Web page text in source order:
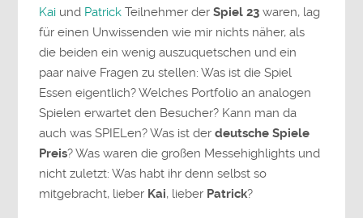
Kai und Patrick Teilnehmer derSpiel 23 waren, lag
für einen Unwissenden wie mir nichts näher, als
die beiden ein wenig auszuquetschen und ein
paar naive Fragen zu stellen: Was ist die Spiel
Essen eigentlich? Welches Portfolio an analogen
Spielen erwartet den Besucher? Kann man da
auch was SPIELen? Was ist derdeutsche Spiele
Preis? Was waren die großen Messehighlights und
nicht zuletzt: Was habt ihr denn selbst so
mitgebracht, lieber Kai, lieber Patrick?